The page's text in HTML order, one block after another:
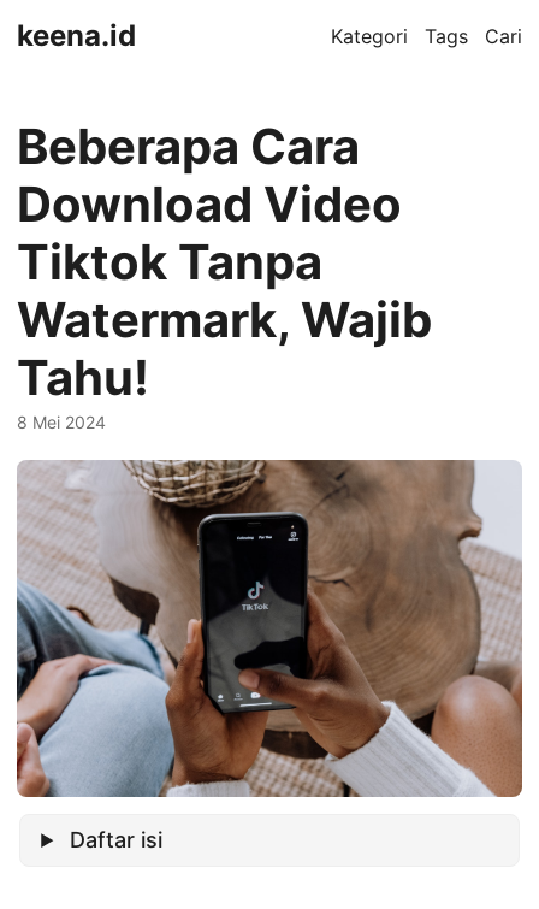
keena.id Kategori Tags Cari
Beberapa Cara
Download Video
Tiktok Tanpa
Watermark, Wajib
Tahu!
8 Mei 2024
Daftar isi